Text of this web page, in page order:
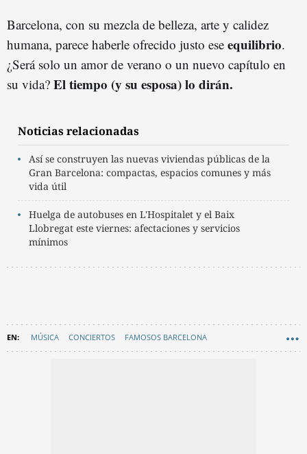
Barcelona, con su mezcla de belleza, arte y calidez
humana, parece haberle ofrecido justo ese equilibrio.
¿Será solo un amor de verano o un nuevo capítulo en
su vida? El tiempo (y su esposa) lo dirán.
Noticias relacionadas
Así se construyen las nuevas viviendas públicas de la
Gran Barcelona: compactas, espacios comunes y más
vida útil
Huelga de autobuses en L'Hospitalet y el Baix
Llobregat este viernes: afectaciones y servicios
mínimos
MÚSICA CONCIERTOS FAMOSOS BARCELONA